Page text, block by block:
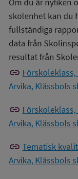
skolenhet kan du
fullständiga
data från
resultat från
link
Arvika, Klässbols
link
Arvika, Klässbols
link Tematisk
Arvika, Klässbols